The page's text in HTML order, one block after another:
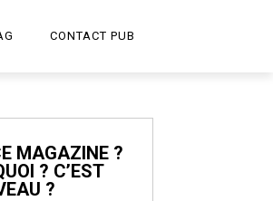
CRÉATIVE
CONTACT PUB
MAGAZINE ?
? C’EST
?